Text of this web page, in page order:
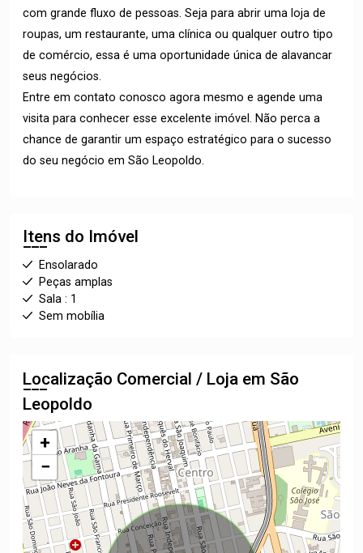
com grande fluxo de pessoas. Seja para abrir uma loja de
roupas, um restaurante, uma clínica ou qualquer outro tipo
de comércio, essa é uma oportunidade única de alavancar
seus negócios.
Entre em contato conosco agora mesmo e agende uma
visita para conhecer esse excelente imóvel. Não perca a
chance de garantir um espaço estratégico para o sucesso
do seu negócio em São Leopoldo.
Itens do Imóvel
Ensolarado
Peças amplas
Sala : 1
Sem mobília
Localização Comercial / Loja em São
Leopoldo
+
−